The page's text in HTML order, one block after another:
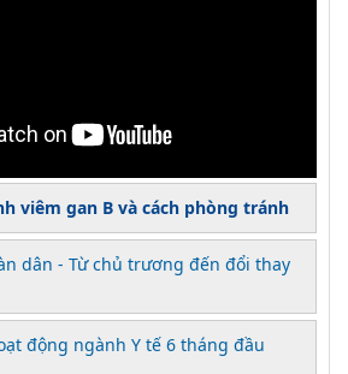
viêm gan B và cách phòng tránh
dân - Từ chủ trương đến đổi thay
động ngành Y tế 6 tháng đầu